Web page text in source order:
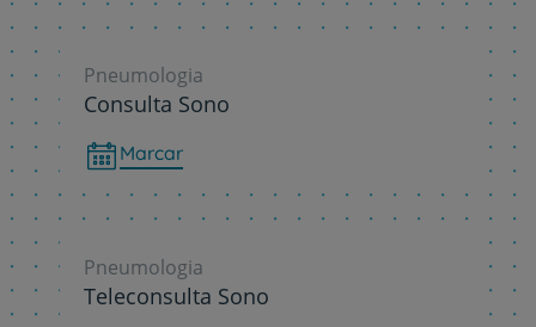
Pneumologia
Consulta Sono
Marcar
Pneumologia
Teleconsulta Sono